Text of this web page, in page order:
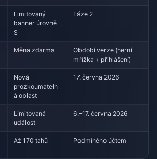
Limitovaný
banner úrovně
S
Fáze 2
Měna zdarma
Období verze (herní
mřížka + přihlášení)
Nová
prozkoumateln
á oblast
17. června 2026
Limitovaná
událost
6.–17. června 2026
Až 170 tahů Podmíněno účtem